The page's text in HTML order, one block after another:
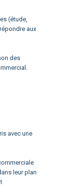
(étude,
aux
des
avec une
leur plan